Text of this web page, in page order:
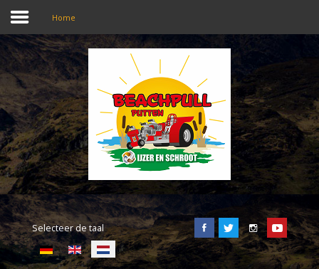
Home
Beachpull
Entree en locatie
Activiteiten
E-Tickets
Home
SEARCHOUR SITE
Selecteer de taal